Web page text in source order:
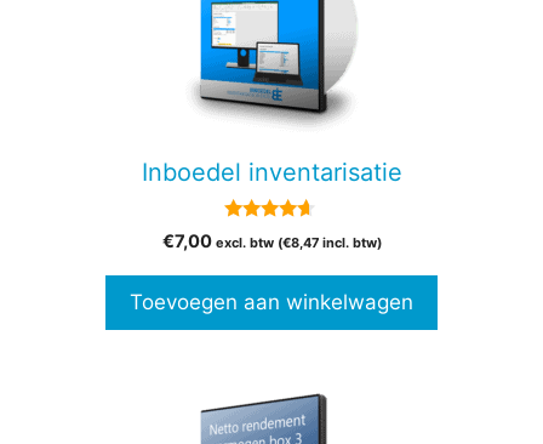
Inboedel inventarisatie
van 5
€7,00 excl. btw (€8,47incl. btw)
Toevoegen aan winkelwagen